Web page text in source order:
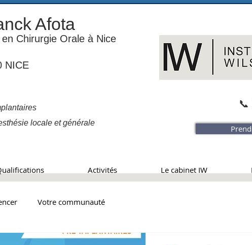
Afota
Chirurgie Orale à Nice
NICE
locale et générale
Activités Le cabinet IW
Votre communauté